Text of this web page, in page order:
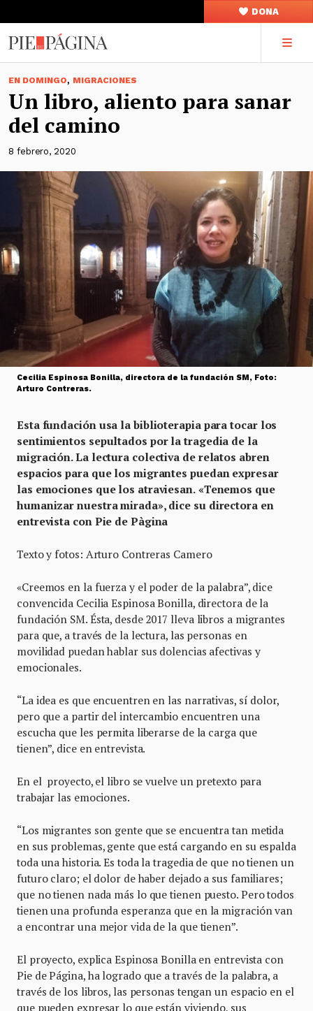
DONA
EN DOMINGO, MIGRACIONES
Un libro, aliento para sanar
del camino
8 febrero, 2020
Cecilia Espinosa Bonilla, directora de la fundación SM, Foto:
Arturo Contreras.
Esta fundación usa la biblioterapia para tocar los
sentimientos sepultados por la tragedia de la
migración.La lectura colectiva de relatos abren
espacios para que los migrantes puedan expresar
las emociones que los atraviesan. «Tenemos que
humanizar nuestra mirada», dice su directora en
entrevista con Pie de Pàgina
Texto y fotos: Arturo Contreras Camero
«Creemos en la fuerza y el poder de la palabra”, dice
convencida Cecilia Espinosa Bonilla, directora de la
fundación SM. Ésta, desde 2017 lleva libros a migrantes
para que, a través de la lectura, las personas en
movilidad puedan hablar sus dolencias afectivas y
emocionales.
“La idea es que encuentren en las narrativas, sí dolor,
pero que a partir del intercambio encuentren una
escucha que les permita liberarse de la carga que
tienen”, dice en entrevista.
En el proyecto, el libro se vuelve un pretexto para
trabajar las emociones.
“Los migrantes son gente que se encuentra tan metida
en sus problemas, gente que está cargando en su espalda
toda una historia. Es toda la tragedia de que no tienen un
futuro claro; el dolor de haber dejado a sus familiares;
que no tienen nada más lo que tienen puesto. Pero todos
tienen una profunda esperanza que en la migración van
a encontrar una mejor vida de la que tienen”.
El proyecto, explica Espinosa Bonilla en entrevista con
Pie de Página, ha logrado que a través de la palabra, a
través de los libros, las personas tengan un espacio en el
que pueden expresar lo que están viviendo, sus